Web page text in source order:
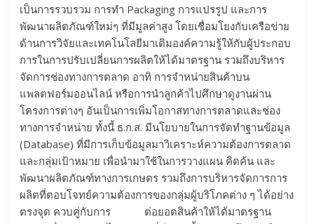
เป็นการรวบรวม การทำ Packaging การแปรรูป และการ
พัฒนาผลิตภัณฑ์ใหม่ๆ ที่มีมูลค่าสูง โดยเชื่อมโยงกับเครือข่าย
ด้านการวิจัยและเทคโนโลยีมาเติมองค์ความรู้ให้กับผู้ประกอบ
การในการปรับเปลี่ยนการผลิตให้ได้มาตรฐาน รวมถึงบริหาร
จัดการช่องทางการตลาด อาทิ การจำหน่ายสินค้าบน
แพลตฟอร์มออนไลน์ หรือการนำลูกค้าไปศึกษาดูงานผ่าน
โครงการต่างๆ อันเป็นการเพิ่มโอกาสทางการตลาดและช่อง
ทางการจำหน่าย ทั้งนี้ ธ.ก.ส. มีนโยบายในการจัดทำฐานข้อมูล
(Database) ที่มีการเก็บข้อมูลมาวิเคราะห์ความต้องการตลาด
และกลุ่มเป้าหมาย เพื่อนำมาใช้ในการวางแผน คิดค้น และ
พัฒนาผลิตภัณฑ์ทางการเกษตร รวมถึงการบริหารจัดการการ
ผลิตที่ตอบโจทย์ความต้องการของกลุ่มผู้บริโภคต่าง ๆ ได้อย่าง
ตรงจุด ควบคู่กับการ ต่อยอดสินค้าให้ได้มาตรฐาน